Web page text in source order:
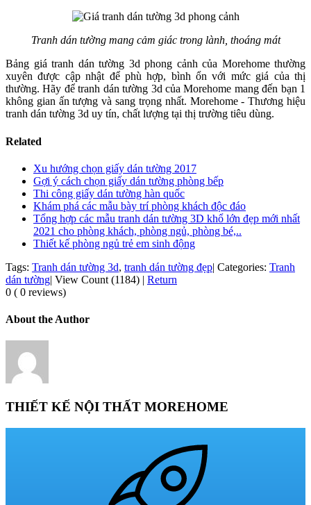
Tranh dán tường mang cảm giác trong lành, thoáng mát
Bảng giá tranh dán tường 3d phong cảnh của Morehome thường
xuyên được cập nhật để phù hợp, bình ổn với mức giá của thị
thường. Hãy để tranh dán tường 3d của Morehome mang đến bạn 1
không gian ấn tượng và sang trọng nhất. Morehome - Thương hiệu
tranh dán tường 3d uy tín, chất lượng tại thị trường tiêu dùng.
Related
Xu hướng chọn giấy dán tường 2017
Gợi ý cách chọn giấy dán tường phòng bếp
Thi công giấy dán tường hàn quốc
Khám phá các mẫu bày trí phòng khách độc đáo
Tổng hợp các mẫu tranh dán tường 3D khổ lớn đẹp mới nhất
2021 cho phòng khách, phòng ngủ, phòng bé,..
Thiết kế phòng ngủ trẻ em sinh động
Tags: Tranh dán tường 3d, tranh dán tường đẹp| Categories: Tranh
dán tường| View Count (1184) | Return
0 ( 0 reviews)
About the Author
THIẾT KẾ NỘI THẤT MOREHOME